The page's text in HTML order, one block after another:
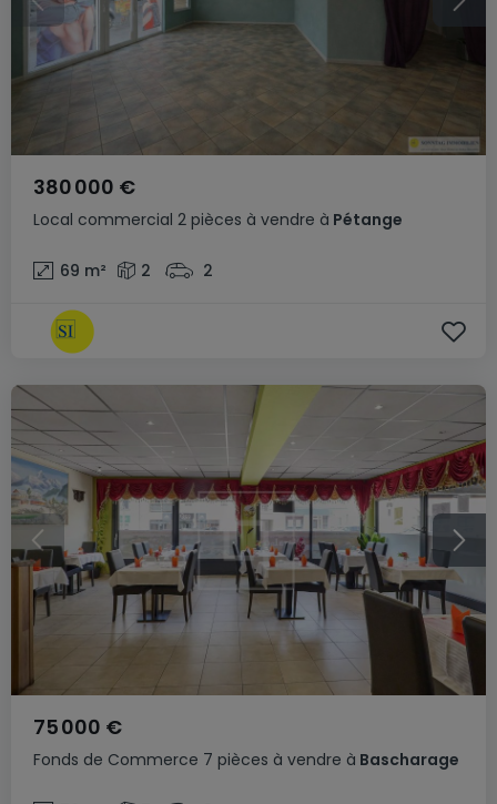
Local commercial 2 pièces à vendre à Pétange
380 000 €
69 m² 2 2
Fonds de Commerce 7 pièces à vendre à Bascharage
75 000 €